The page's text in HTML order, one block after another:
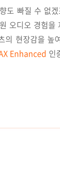
도 빠질 수 없
오디오 경험을
의 현장감을 높
Enhanced 인